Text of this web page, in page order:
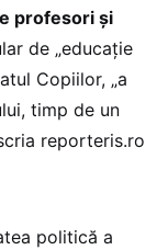
profesori şi
de „educație
Copiilor, „a
timp de un
reporteris.ro
politică a